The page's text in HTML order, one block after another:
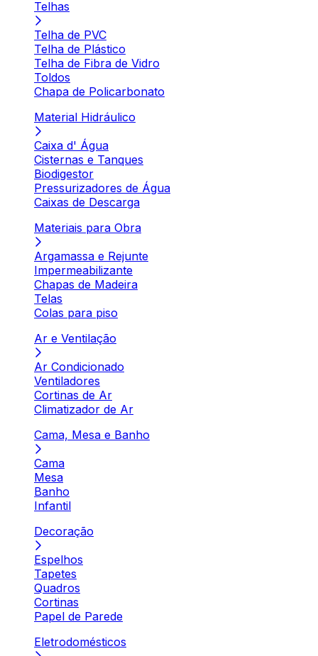
Telhas
Telha de PVC
Telha de Plástico
Telha de Fibra de Vidro
Toldos
Chapa de Policarbonato
Material Hidráulico
Caixa d' Água
Cisternas e Tanques
Biodigestor
Pressurizadores de Água
Caixas de Descarga
Materiais para Obra
Argamassa e Rejunte
Impermeabilizante
Chapas de Madeira
Telas
Colas para piso
Ar e Ventilação
Ar Condicionado
Ventiladores
Cortinas de Ar
Climatizador de Ar
Cama, Mesa e Banho
Cama
Mesa
Banho
Infantil
Decoração
Espelhos
Tapetes
Quadros
Cortinas
Papel de Parede
Eletrodomésticos